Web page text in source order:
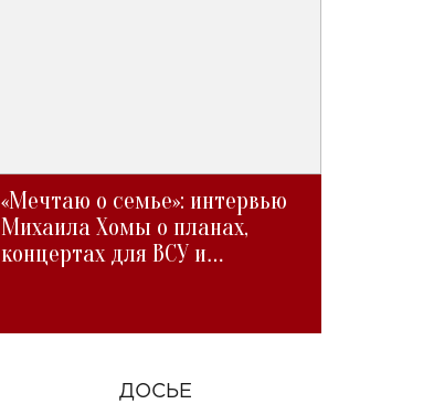
«Мечтаю о семье»: интервью
Михаила Хомы о планах,
концертах для ВСУ и
ДОСЬЕ